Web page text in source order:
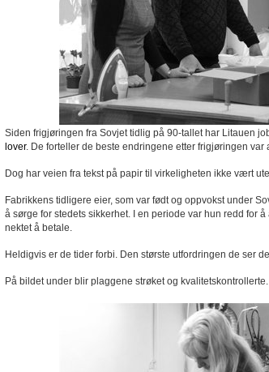
Siden frigjøringen fra Sovjet tidlig på 90-tallet har Litauen
lover. De forteller de beste endringene etter frigjøringen
Dog har veien fra tekst på papir til virkeligheten ikke vært
Fabrikkens tidligere eier, som var født og oppvokst under
å sørge for stedets sikkerhet. I en periode var hun redd for
nektet å betale.
Heldigvis er de tider forbi. Den største utfordringen de ser
På bildet under blir plaggene strøket og kvalitetskontrollerte.